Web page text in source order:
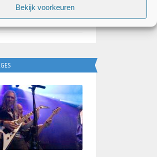
Bekijk voorkeuren
met REBiRTH Festival
Djuna Vaesen